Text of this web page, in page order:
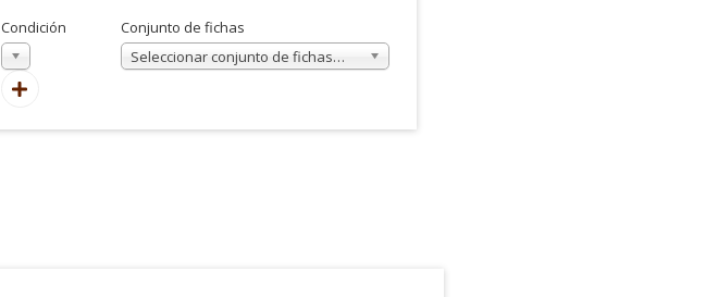
Condición
En
Conjunto de fichas
Seleccionar conjunto de fichas…